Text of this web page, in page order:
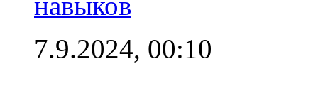
7.9.2024, 00:10